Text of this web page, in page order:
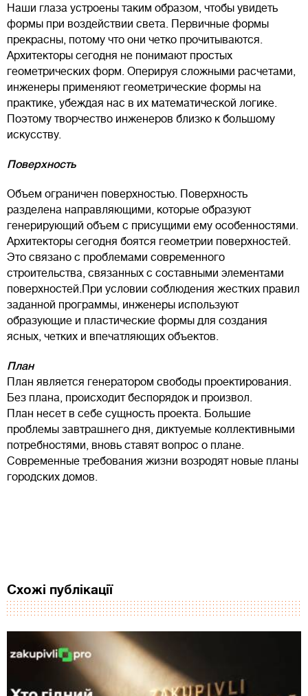
Наши глаза устроены таким образом, чтобы увидеть
формы при воздействии света. Первичные формы
прекрасны, потому что они четко прочитываются.
Архитекторы сегодня не понимают простых
геометрических форм. Оперируя сложными расчетами,
инженеры применяют геометрические формы на
практике, убеждая нас в их математической логике.
Поэтому творчество инженеров близко к большому
искусству.
Поверхность
Объем ограничен поверхностью. Поверхность
разделена направляющими, которые образуют
генерирующий объем с присущими ему особенностями.
Архитекторы сегодня боятся геометрии поверхностей.
Это связано с проблемами современного
строительства, связанных с составными элементами
поверхностей.При условии соблюдения жестких правил
заданной программы, инженеры используют
образующие и пластические формы для создания
ясных, четких и впечатляющих объектов.
План
План является генератором свободы проектирования.
Без плана, происходит беспорядок и произвол.
План несет в себе сущность проекта. Большие
проблемы завтрашнего дня, диктуемые коллективными
потребностями, вновь ставят вопрос о плане.
Современные требования жизни возродят новые планы
городских домов.
Схожі публікації